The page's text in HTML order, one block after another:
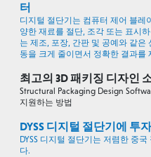
터
디지털 절단기는 컴퓨터 제어 블레
양한 재료를 절단, 조각 또는 표시
는 제조, 포장, 간판 및 공예와 같은
동을 크게 줄이면서 정확한 결과를
최고의 3D 패키징 디자인
Structural Packaging Design
지원하는 방법
DYSS 디지털 절단기에 투
DYSS 디지털 절단기는 저렴한 중
다.